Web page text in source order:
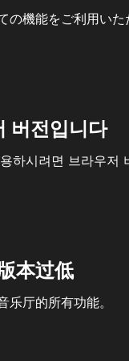
の機能をご利用い
버전입니다
하시려면 브라우저
本过低
厅的所有功能。